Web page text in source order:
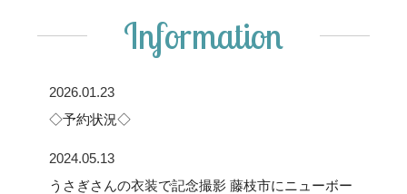
Information
2026.01.23
◇予約状況◇
2024.05.13
うさぎさんの衣装で記念撮影 藤枝市にニューボー